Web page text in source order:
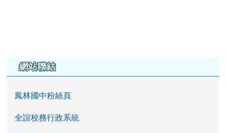
左邊區域內容
網站聯結
鳳林國中粉絲頁
全誼校務行政系統